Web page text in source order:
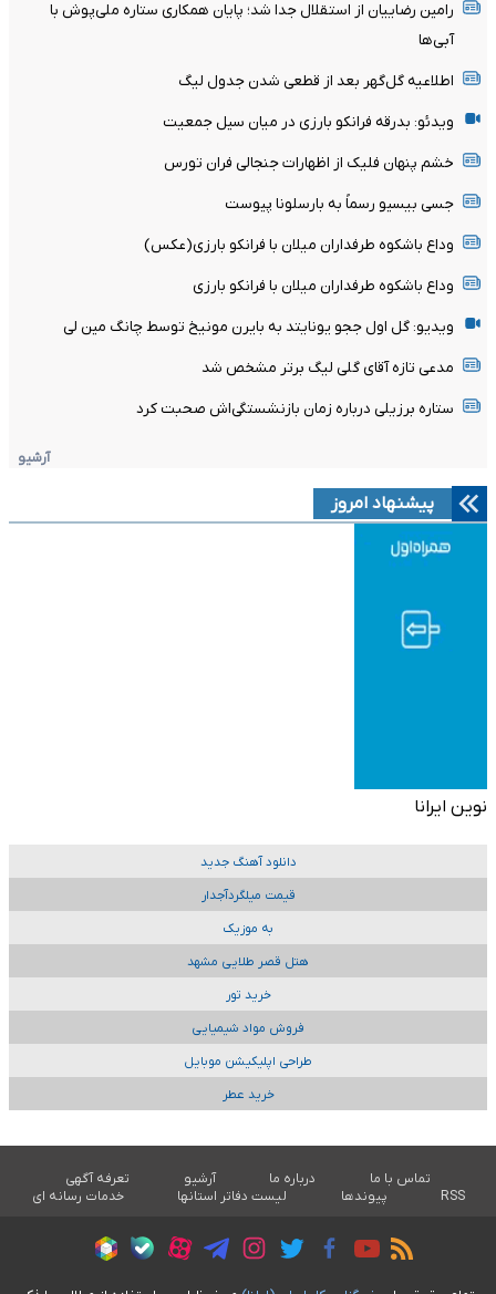
رامین رضاییان از استقلال جدا شد؛ پایان همکاری ستاره ملی‌پوش با
آبی‌ها
اطلاعیه گل‌گهر بعد از قطعی شدن جدول لیگ
ویدئو: بدرقه فرانکو بارزی در میان سیل جمعیت
خشم پنهان فلیک از اظهارات جنجالی فران تورس
جسی بیسیو رسماً به بارسلونا پیوست
وداع باشکوه طرفداران میلان با فرانکو بارزی(عکس)
وداع باشکوه طرفداران میلان با فرانکو بارزی
ویدیو: گل اول ججو یونایتد به بایرن مونیخ توسط چانگ مین لی
مدعی تازه آقای گلی لیگ برتر مشخص شد
ستاره برزیلی درباره زمان بازنشستگی‌اش صحبت کرد
آرشیو
پیشنهاد امروز
نوین ایرانا
دانلود آهنگ جدید
قیمت میلگردآجدار
به موزیک
هتل قصر طلایی مشهد
خرید تور
فروش مواد شیمیایی
طراحی اپلیکیشن موبایل
خرید عطر
تماس با ما درباره ما آرشیو
تعرفه آگهی
RSS
پیوندها لیست دفاتر استانها خدمات رسانه ای